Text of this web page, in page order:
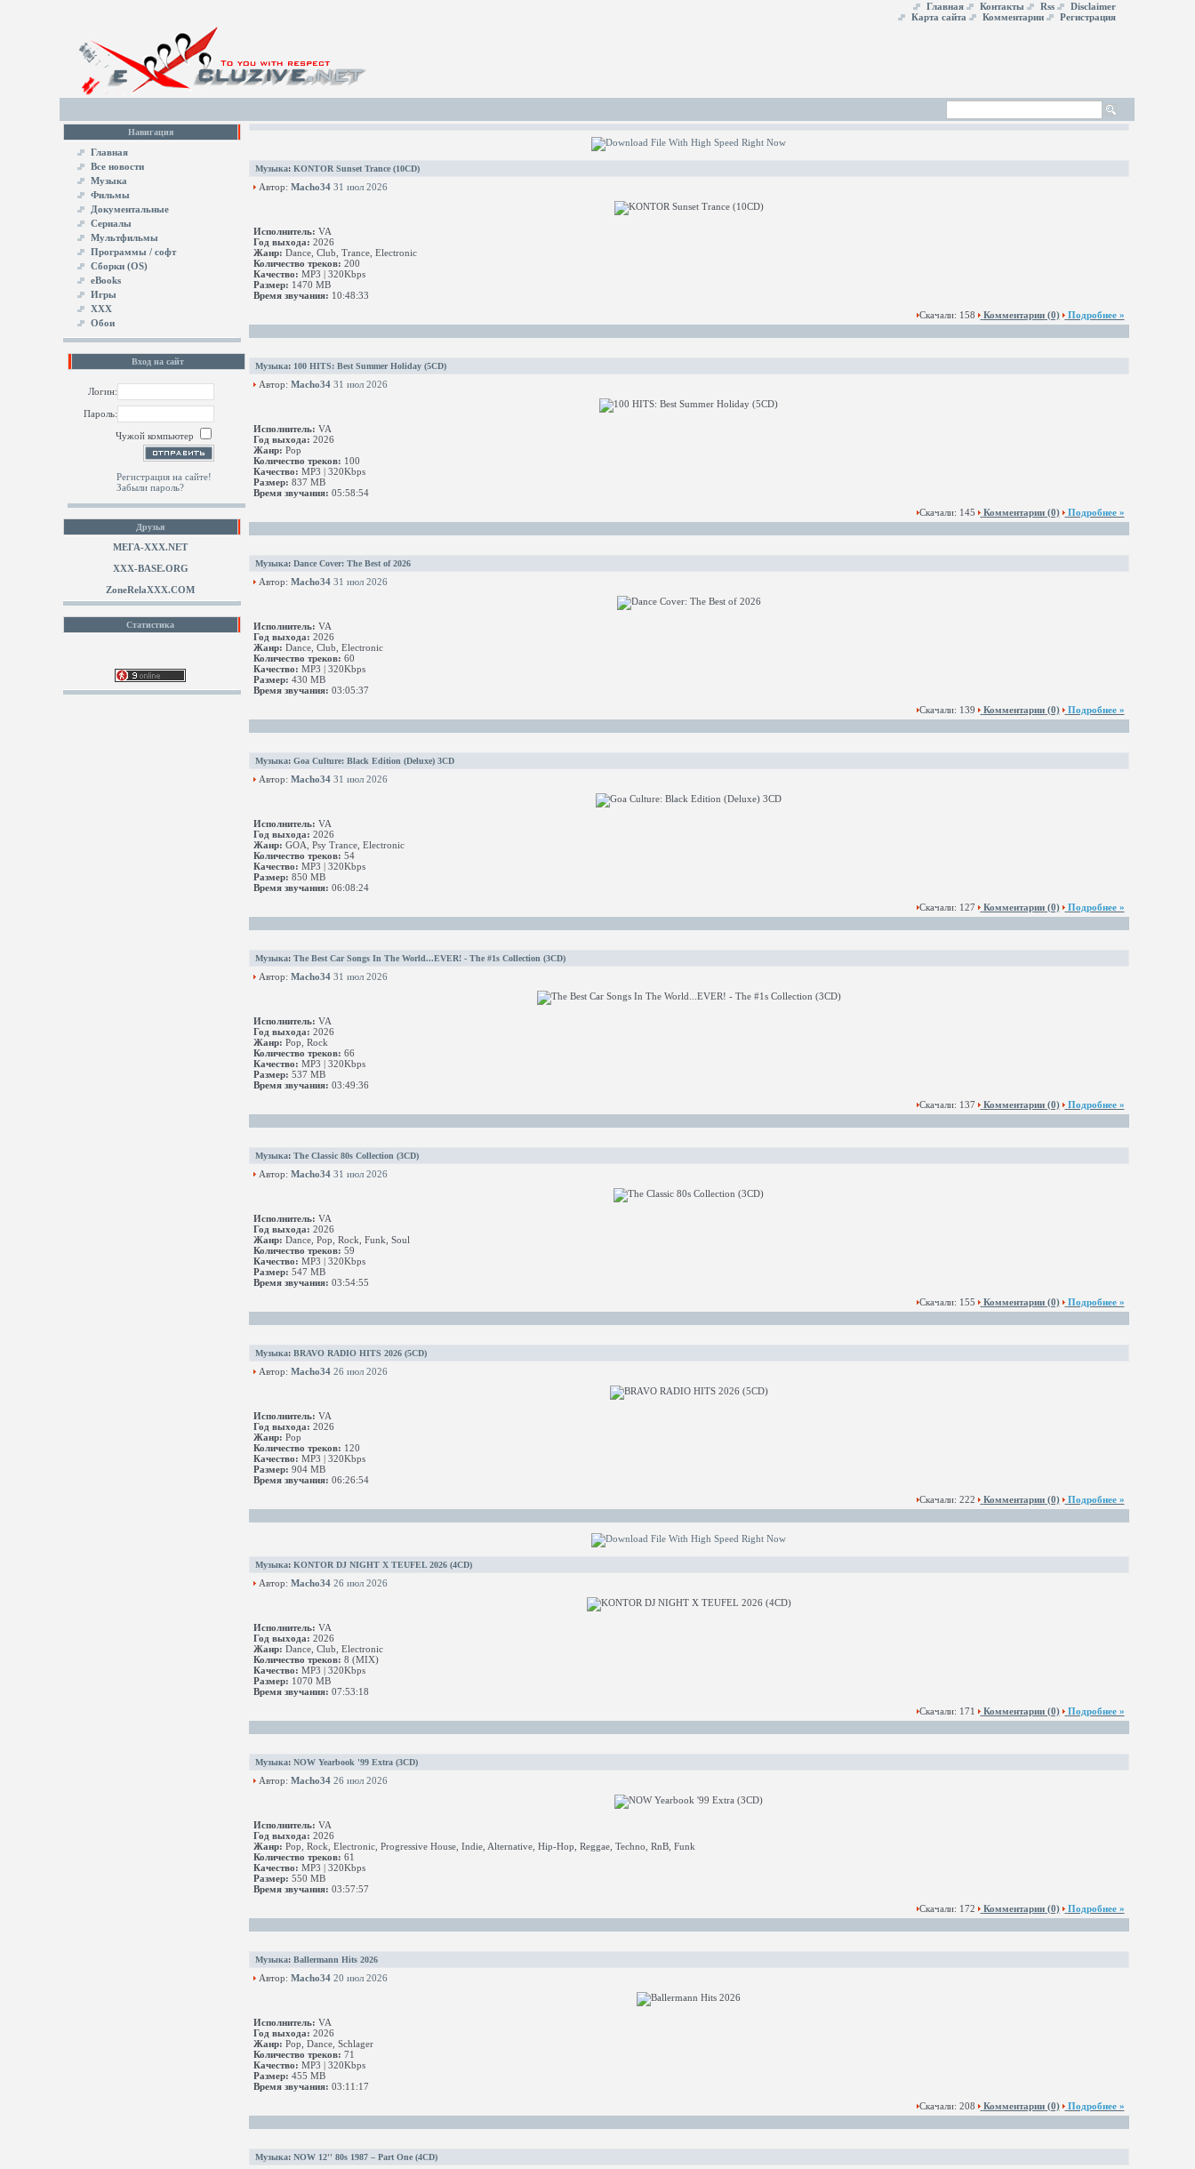
Главная Контакты Rss
Disclaimer
Карта сайта
Комментарии Регистрация
Навигация
Главная
Все новости
Музыка
Фильмы
Документальные
Сериалы
Мультфильмы
Программы / софт
Сборки (OS)
eBooks
Игры
XXX
Обои
Вход на сайт
Логин:
Пароль:
Чужой компьютер
Регистрация на сайте!
Забыли пароль?
Друзья
МЕГА-ХХХ.NET
XXX-BASE.ORG
ZoneRelaXXX.COM
Статистика
Музыка: KONTOR Sunset Trance (10CD)
Автор: Macho34 31 июл 2026
Исполнитель: VA
Год выхода: 2026
Жанр: Dance, Club, Trance, Electronic
Количество треков: 200
Качество: MP3 | 320Kbps
Размер: 1470 MB
Время звучания: 10:48:33
Скачали: 158
Комментарии(0) Подробнее »
Музыка: 100 HITS: Best Summer Holiday (5CD)
Автор: Macho34 31 июл 2026
Исполнитель: VA
Год выхода: 2026
Жанр: Pop
Количество треков: 100
Качество: MP3 | 320Kbps
Размер: 837 MB
Время звучания: 05:58:54
Скачали: 145
Комментарии(0) Подробнее »
Музыка: Dance Cover: The Best of 2026
Автор: Macho34 31 июл 2026
Исполнитель: VA
Год выхода: 2026
Жанр: Dance, Club, Electronic
Количество треков: 60
Качество: MP3 | 320Kbps
Размер: 430 MB
Время звучания: 03:05:37
Скачали: 139
Комментарии(0) Подробнее »
Музыка: Goa Culture: Black Edition (Deluxe) 3CD
Автор: Macho34 31 июл 2026
Исполнитель: VA
Год выхода: 2026
Жанр: GOA, Psy Trance, Electronic
Количество треков: 54
Качество: MP3 | 320Kbps
Размер: 850 MB
Время звучания: 06:08:24
Скачали: 127
Комментарии(0) Подробнее »
Музыка: The Best Car Songs In The World...EVER! - The #1s Collection (3CD)
Автор: Macho34 31 июл 2026
Исполнитель: VA
Год выхода: 2026
Жанр: Pop, Rock
Количество треков: 66
Качество: MP3 | 320Kbps
Размер: 537 MB
Время звучания: 03:49:36
Скачали: 137
Комментарии(0) Подробнее »
Музыка: The Classic 80s Collection (3CD)
Автор: Macho34 31 июл 2026
Исполнитель: VA
Год выхода: 2026
Жанр: Dance, Pop, Rock, Funk, Soul
Количество треков: 59
Качество: MP3 | 320Kbps
Размер: 547 MB
Время звучания: 03:54:55
Скачали: 155
Комментарии(0) Подробнее »
Музыка: BRAVO RADIO HITS 2026 (5CD)
Автор: Macho34 26 июл 2026
Исполнитель: VA
Год выхода: 2026
Жанр: Pop
Количество треков: 120
Качество: MP3 | 320Kbps
Размер: 904 MB
Время звучания: 06:26:54
Скачали: 222
Комментарии(0) Подробнее »
Музыка: KONTOR DJ NIGHT X TEUFEL 2026 (4CD)
Автор: Macho34 26 июл 2026
Исполнитель: VA
Год выхода: 2026
Жанр: Dance, Club, Electronic
Количество треков: 8 (MIX)
Качество: MP3 | 320Kbps
Размер: 1070 MB
Время звучания: 07:53:18
Скачали: 171
Комментарии(0) Подробнее »
Музыка: NOW Yearbook '99 Extra (3CD)
Автор: Macho34 26 июл 2026
Исполнитель: VA
Год выхода: 2026
Жанр: Pop, Rock, Electronic, Progressive House, Indie, Alternative, Hip-Hop, Reggae, Techno, RnB, Funk
Количество треков: 61
Качество: MP3 | 320Kbps
Размер: 550 MB
Время звучания: 03:57:57
Скачали: 172
Комментарии(0) Подробнее »
Музыка: Ballermann Hits 2026
Автор: Macho34 20 июл 2026
Исполнитель: VA
Год выхода: 2026
Жанр: Pop, Dance, Schlager
Количество треков: 71
Качество: MP3 | 320Kbps
Размер: 455 MB
Время звучания: 03:11:17
Скачали: 208
Комментарии(0) Подробнее »
Музыка: NOW 12'' 80s 1987 – Part One (4CD)